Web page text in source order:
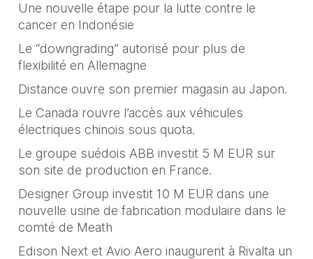
Une nouvelle étape pour la lutte contre le
cancer en Indonésie
Le “downgrading” autorisé pour plus de
flexibilité en Allemagne
Distance ouvre son premier magasin au Japon.
Le Canada rouvre l’accès aux véhicules
électriques chinois sous quota.
Le groupe suédois ABB investit 5 M EUR sur
son site de production en France.
Designer Group investit 10 M EUR dans une
nouvelle usine de fabrication modulaire dans le
comté de Meath
Edison Next et Avio Aero inaugurent à Rivalta un